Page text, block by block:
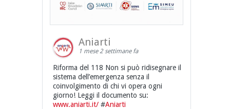
Aniarti
1 mese 2 settimane fa
Riforma del 118 Non si può ridisegnare il
sistema dell’emergenza senza il
coinvolgimento di chi vi opera ogni
giorno! Leggi il documento su:
www.aniarti.it/#Aniarti